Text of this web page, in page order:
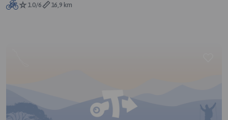
1.0/6
16,9 km